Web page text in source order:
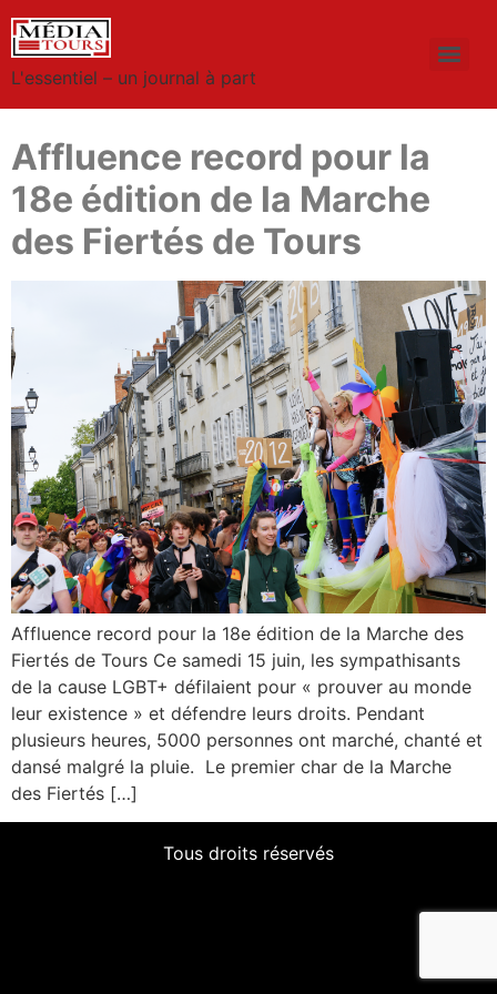
L'essentiel – un journal à part
Affluence record pour la
18e édition de la Marche
des Fiertés de Tours
Affluence record pour la 18e édition de la Marche des
Fiertés de Tours Ce samedi 15 juin, les sympathisants
de la cause LGBT+ défilaient pour « prouver au monde
leur existence » et défendre leurs droits. Pendant
plusieurs heures, 5000 personnes ont marché, chanté et
dansé malgré la pluie. Le premier char de la Marche
des Fiertés […]
Tous droits réservés